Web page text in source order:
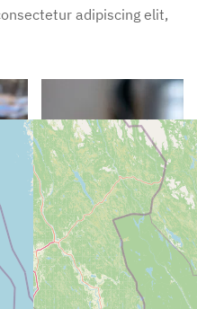
adipiscing elit,